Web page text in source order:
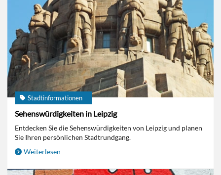
Stadtinformationen
Sehenswürdigkeiten in Leipzig
Entdecken Sie die Sehenswürdigkeiten von Leipzig und planen
Sie Ihren persönlichen Stadtrundgang.
Weiterlesen